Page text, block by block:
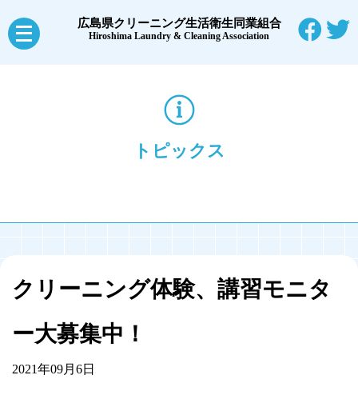
広島県クリーニング生活衛生同業組合
Hiroshima Laundry & Cleaning Association
メ
トピックス
クリーニング体験、講習モニタ
ー大募集中！
2021年09月6日